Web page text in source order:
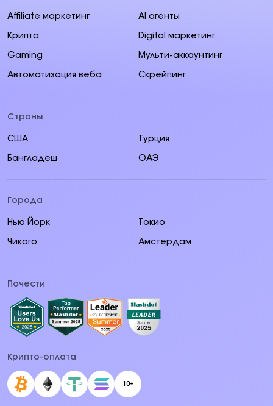
Affiliate маркетинг AI aгенты
Крипта Digital маркетинг
Gaming Мульти-аккаунтинг
Автоматизация веба Скрейпинг
Страны
США Турция
Бангладеш ОАЭ
Города
Нью Йорк Токио
Чикаго Амстердам
Почести
Крипто-оплата
10+